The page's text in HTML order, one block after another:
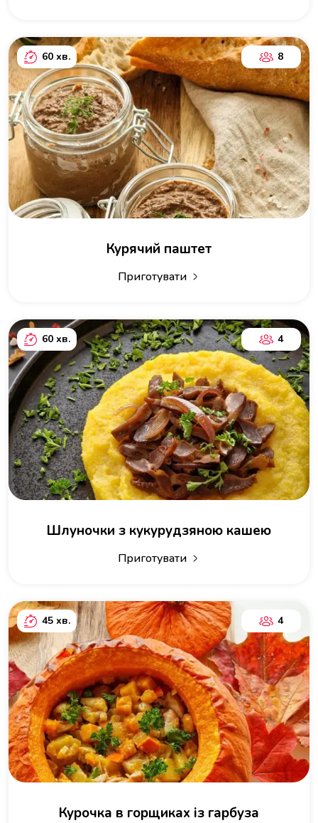
60 хв. 8
Курячий паштет
Приготувати
60 хв. 4
Шлуночки з кукурудзяною кашею
Приготувати
45 хв. 4
Курочка в горщиках із гарбуза